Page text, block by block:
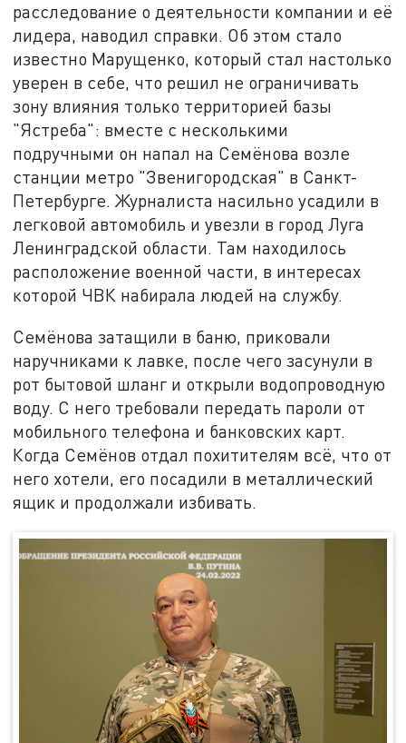
расследование о деятельности компании и её
лидера, наводил справки. Об этом стало
известно Марущенко, который стал настолько
уверен в себе, что решил не ограничивать
зону влияния только территорией базы
"Ястреба": вместе с несколькими
подручными он напал на Семёнова возле
станции метро "Звенигородская" в Санкт-
Петербурге. Журналиста насильно усадили в
легковой автомобиль и увезли в город Луга
Ленинградской области. Там находилось
расположение военной части, в интересах
которой ЧВК набирала людей на службу.
Семёнова затащили в баню, приковали
наручниками к лавке, после чего засунули в
рот бытовой шланг и открыли водопроводную
воду. С него требовали передать пароли от
мобильного телефона и банковских карт.
Когда Семёнов отдал похитителям всё, что от
него хотели, его посадили в металлический
ящик и продолжали избивать.